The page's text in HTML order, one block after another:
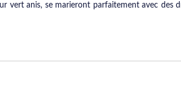
vert anis, se marieront parfaitement avec